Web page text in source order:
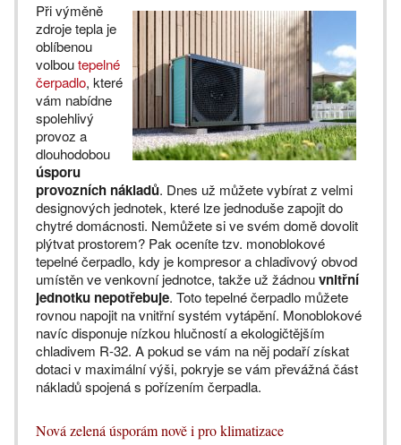
Při výměně
zdroje tepla je
oblíbenou
volboutepelné
čerpadlo, které
vám nabídne
spolehlivý
provoz a
dlouhodobou
úsporu
provozních nákladů. Dnes už můžete vybírat z velmi
designových jednotek, které lze jednoduše zapojit do
chytré domácnosti. Nemůžete si ve svém domě dovolit
plýtvat prostorem? Pak oceníte tzv. monoblokové
tepelné čerpadlo, kdy je kompresor a chladivový obvod
umístěn ve venkovní jednotce, takže už žádnouvnitřní
jednotku nepotřebuje. Toto tepelné čerpadlo můžete
rovnou napojit na vnitřní systém vytápění. Monoblokové
navíc disponuje nízkou hlučností a ekologičtějším
chladivem R-32. A pokud se vám na něj podaří získat
dotaci v maximální výši, pokryje se vám převážná část
nákladů spojená s pořízením čerpadla.
Nová zelená úsporám nově i pro klimatizace